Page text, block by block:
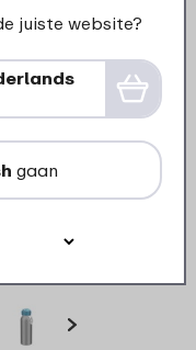
ml - Cool
juiste website?
gaan